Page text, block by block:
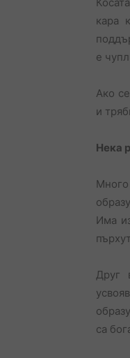
кара
е
Ако
и
Нека
Има
Друг
са